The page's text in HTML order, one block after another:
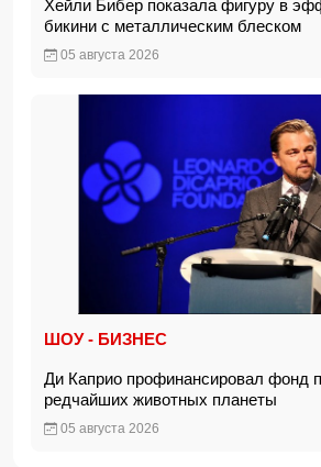
Хейли Бибер показала фигуру в
бикини с металлическим блеском
05 августа 2026
ШОУ - БИЗНЕС
Ди Каприо профинансировал фонд
редчайших животных планеты
05 августа 2026